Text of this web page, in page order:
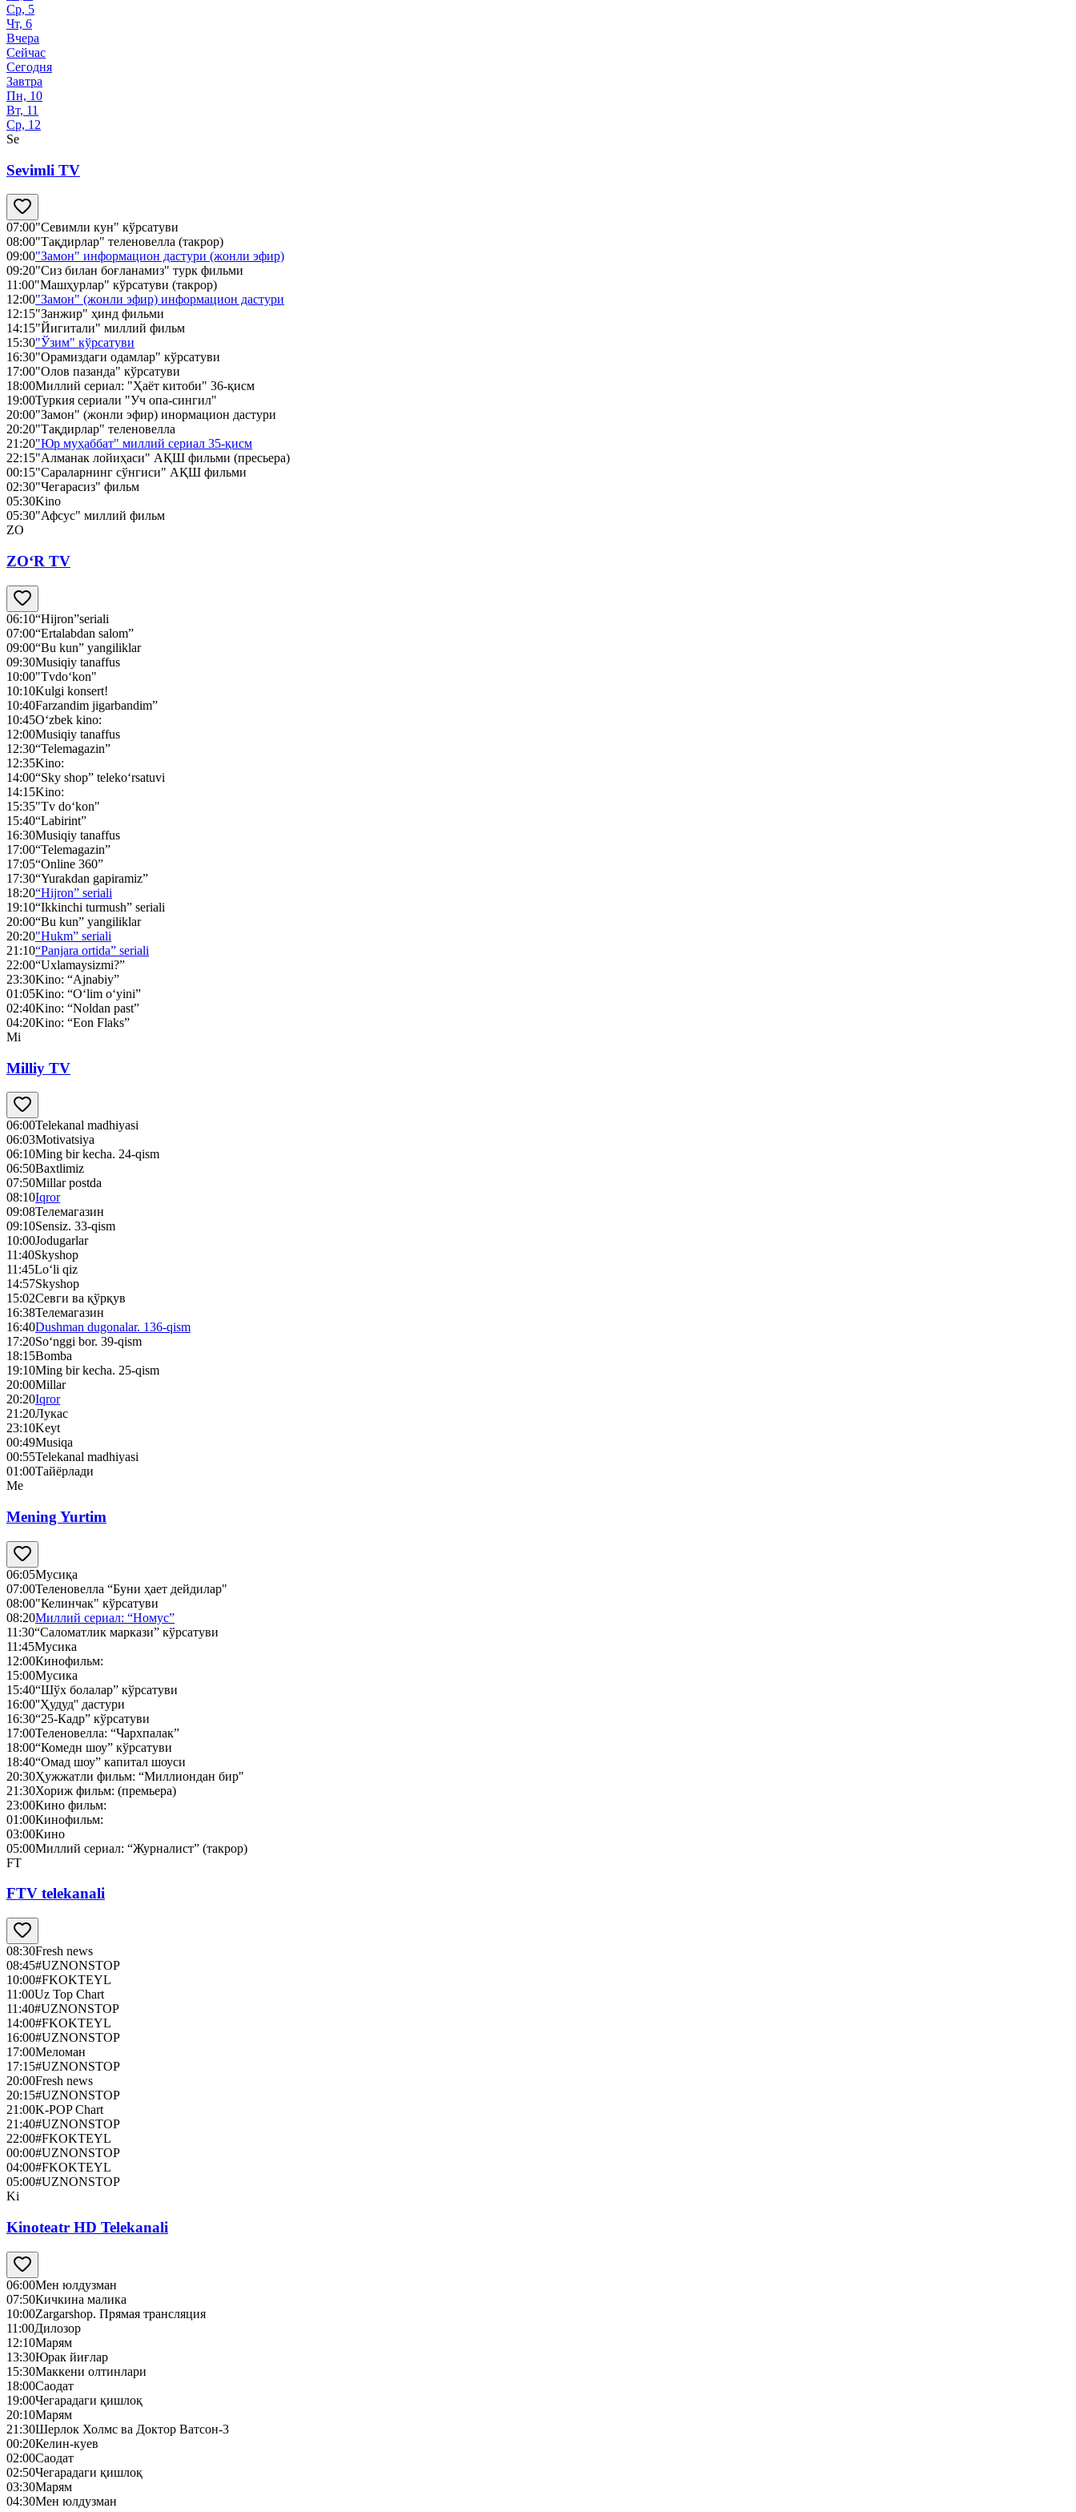
Ср, 5
Чт, 6
Вчера
Сейчас
Сегодня
Завтра
Пн, 10
Вт, 11
Ср, 12
Se
Sevimli TV
07:00"Севимли кун" кўрсатуви
08:00"Тақдирлар" теленовелла (такрор)
09:00"Замон" информацион дастури (жонли эфир)
09:20"Сиз билан боғланамиз" турк фильми
11:00"Машҳурлар" кўрсатуви (такрор)
12:00"Замон" (жонли эфир) информацион дастури
12:15"Занжир" ҳинд фильми
14:15"Йигитали" миллий фильм
15:30"Ўзим" кўрсатуви
16:30"Орамиздаги одамлар" кўрсатуви
17:00"Олов пазанда" кўрсатуви
18:00Миллий сериал: "Ҳаёт китоби" 36-қисм
19:00Туркия сериали "Уч опа-сингил"
20:00"Замон" (жонли эфир) инормацион дастури
20:20"Тақдирлар" теленовелла
21:20"Юр муҳаббат" миллий сериал 35-қисм
22:15"Алманак лойиҳаси" АҚШ фильми (пресьера)
00:15"Сараларнинг сўнгиси" АҚШ фильми
02:30"Чегарасиз" фильм
05:30Kino
05:30"Афсус" миллий фильм
ZO
ZO‘R TV
06:10“Hijron”seriali
07:00“Ertalabdan salom”
09:00“Bu kun” yangiliklar
09:30Musiqiy tanaffus
10:00"Tvdo‘kon"
10:10Kulgi konsert!
10:40Farzandim jigarbandim”
10:45O‘zbek kino:
12:00Musiqiy tanaffus
12:30“Telemagazin”
12:35Kino:
14:00“Sky shop” teleko‘rsatuvi
14:15Kino:
15:35"Tv do‘kon"
15:40“Labirint”
16:30Musiqiy tanaffus
17:00“Telemagazin”
17:05“Online 360”
17:30“Yurakdan gapiramiz”
18:20“Hijron” seriali
19:10“Ikkinchi turmush” seriali
20:00“Bu kun” yangiliklar
20:20"Hukm” seriali
21:10“Panjara ortida” seriali
22:00“Uxlamaysizmi?”
23:30Kino: “Ajnabiy”
01:05Kino: “O‘lim o‘yini”
02:40Kino: “Noldan past”
04:20Kino: “Eon Flaks”
Mi
Milliy TV
06:00Telekanal madhiyasi
06:03Motivatsiya
06:10Ming bir kecha. 24-qism
06:50Baxtlimiz
07:50Millar postda
08:10Iqror
09:08Телемагазин
09:10Sensiz. 33-qism
10:00Jodugarlar
11:40Skyshop
11:45Lo‘li qiz
14:57Skyshop
15:02Севги ва қўрқув
16:38Телемагазин
16:40Dushman dugonalar. 136-qism
17:20So‘nggi bor. 39-qism
18:15Bomba
19:10Ming bir kecha. 25-qism
20:00Millar
20:20Iqror
21:20Лукас
23:10Keyt
00:49Musiqa
00:55Telekanal madhiyasi
01:00Тайёрлади
Me
Mening Yurtim
06:05Мусиқа
07:00Теленовелла “Буни ҳает дейдилар"
08:00"Келинчак" кўрсатуви
08:20Миллий сериал: “Номус”
11:30“Саломатлик маркази” кўрсатуви
11:45Мусика
12:00Кинофильм:
15:00Мусика
15:40“Шўх болалар” кўрсатуви
16:00''Ҳудуд'' дастури
16:30“25-Кадр” кўрсатуви
17:00Теленовелла: “Чархпалак”
18:00“Комедн шоу” кўрсатуви
18:40“Омад шоу” капитал шоуси
20:30Ҳужжатли фильм: “Миллиондан бир"
21:30Хориж фильм: (премьера)
23:00Кино фильм:
01:00Кинофильм:
03:00Кино
05:00Миллий сериал: “Журналист” (такрор)
FT
FTV telekanali
08:30Fresh news
08:45#UZNONSTOP
10:00#FKOKTEYL
11:00Uz Top Chart
11:40#UZNONSTOP
14:00#FKOKTEYL
16:00#UZNONSTOP
17:00Меломан
17:15#UZNONSTOP
20:00Fresh news
20:15#UZNONSTOP
21:00K-POP Chart
21:40#UZNONSTOP
22:00#FKOKTEYL
00:00#UZNONSTOP
04:00#FKOKTEYL
05:00#UZNONSTOP
Ki
Kinoteatr HD Telekanali
06:00Мен юлдузман
07:50Кичкина малика
10:00Zargarshop. Прямая трансляция
11:00Дилозор
12:10Марям
13:30Юрак йиғлар
15:30Маккени олтинлари
18:00Саодат
19:00Чегарадаги қишлоқ
20:10Марям
21:30Шерлок Холмс ва Доктор Ватсон-3
00:20Келин-куев
02:00Саодат
02:50Чегарадаги қишлоқ
03:30Марям
04:30Мен юлдузман